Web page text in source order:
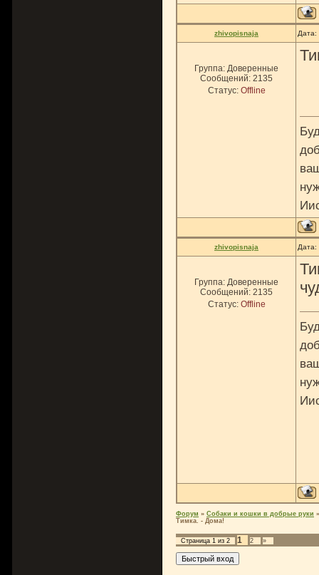
zhivopisnaja Дата:
Группа: Доверенные
Сообщений: 2135
Статус: Offline
zhivopisnaja
Группа: Доверенные
Сообщений: 2135
Статус: Offline
Форум » Собаки и кошки в добрые руки »
Тимка. - Дома!
Страница 1 из 2 1 2 »